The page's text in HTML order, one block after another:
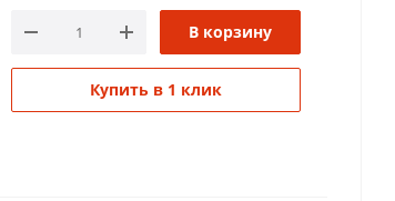
В корзину
Купить в 1 клик